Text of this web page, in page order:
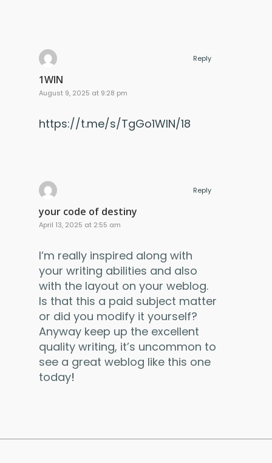
1WIN
August 9, 2025 at 9:28 pm
https://t.me/s/TgGo1WIN/18
Reply
your code of destiny
April 13, 2025 at 2:55 am
I’m really inspired along with
your writing abilities and also
with the layout on your weblog.
Is that this a paid subject matter
or did you modify it yourself?
Anyway keep up the excellent
quality writing, it’s uncommon to
see a great weblog like this one
today!
Reply